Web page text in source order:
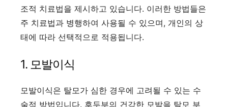
조적 치료법을 제시하고 있습니다. 이러한 방법들은
주 치료법과 병행하여 사용될 수 있으며, 개인의 상
태에 따라 선택적으로 적용됩니다.
1. 모발이식
모발이식은 탈모가 심한 경우에 고려될 수 있는 수
술적 방법입니다. 후두부의 건강한 모발을 탈모 부